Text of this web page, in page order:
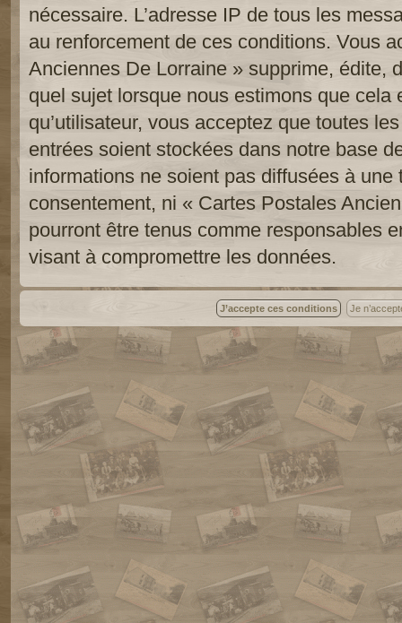
nécessaire. L’adresse IP de tous les
au renforcement de ces conditions. Vous
Anciennes De Lorraine » supprime, édite,
quel sujet lorsque nous estimons que cela
qu’utilisateur, vous acceptez que toutes
entrées soient stockées dans notre base
informations ne soient pas diffusées à une
consentement, ni « Cartes Postales
pourront être tenus comme responsables
visant à compromettre les données.